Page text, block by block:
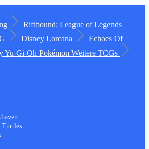
Riftbound: League of Legends
Disney Lorcana
Echoes Of
Yu-Gi-Oh Pokémon Weitere TCGs
Turtles